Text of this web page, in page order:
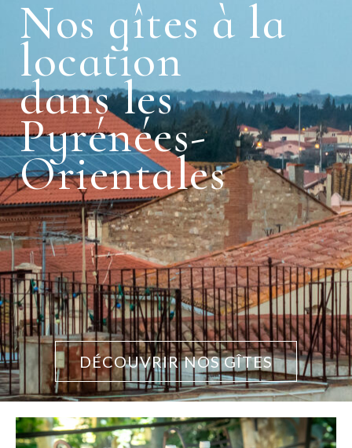
Nos gîtes à la
location
dans les
Pyrénées-
Orientales
DÉCOUVRIR NOS GÎTES